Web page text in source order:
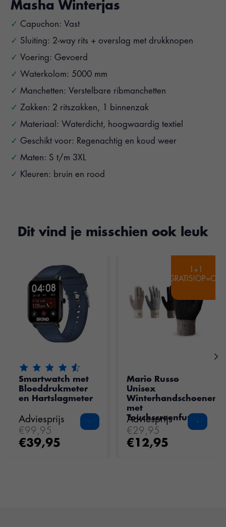
Masha Winterjas
Capuchon: Vast
Sluiting: 2-way rits + overslag met drukknopen
Voering: Gevoerd
Waterkolom: 5000 mm
Manchetten: Verstelbare ribmanchetten
Zakken: 2 ritszakken, 1 binnenzak
Materiaal: Waterdicht, hoogwaardig textiel
Geschikt voor: Regenachtig en koud weer
Maten: S t/m 3XL
Kleuren: bruin en rood
Dit vind je misschien ook leuk
De beoordeling van dit product is
Smartwatch met
Bloeddrukmeter
en Hartslagmeter
Adviesprijs
€99,95
€39,95
Mario Russo
Unisex
Winterhandschoenen
met
Touchscreenfunctie
Adviesprijs
€29,95
€12,95
1+1
GRATIS!OP=OP!
1+1
GRATIS!OP=OP!